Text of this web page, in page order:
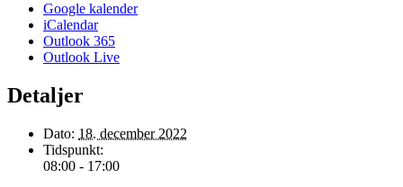
Google kalender
iCalendar
Outlook 365
Outlook Live
Detaljer
Dato: 18. december 2022
Tidspunkt:
08:00 - 17:00